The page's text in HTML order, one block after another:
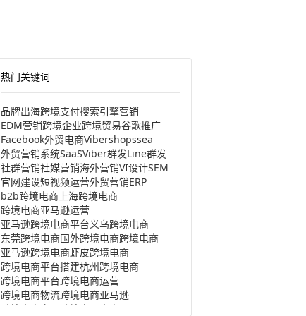
热门关键词
品牌出海跨境支付搜索引擎营销
EDM营销跨境企业跨境贸易谷歌推广
Facebook外贸电商Vibershopssea
外贸营销系统SaaSViber群发Line群发
社群营销社媒营销海外营销VI设计SEM
官网建设短视频运营外贸营销ERP
b2b跨境电商 上海跨境电商
跨境电商亚马逊运营
亚马逊跨境电商平台义乌跨境电商
东莞跨境电商国外跨境电商跨境电商
亚马逊跨境电商虾皮跨境电商
跨境电商平台搭建杭州跨境电商
跨境电商平台跨境电商运营
跨境电商物流跨境电商亚马逊
跨境电商产品
跨境出口电商